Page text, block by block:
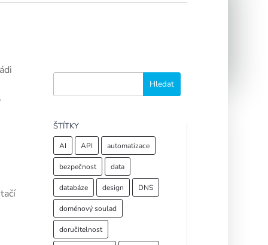
ŠTÍTKY
AI API automatizace
bezpečnost data
databáze design DNS
doménový soulad
doručitelnost